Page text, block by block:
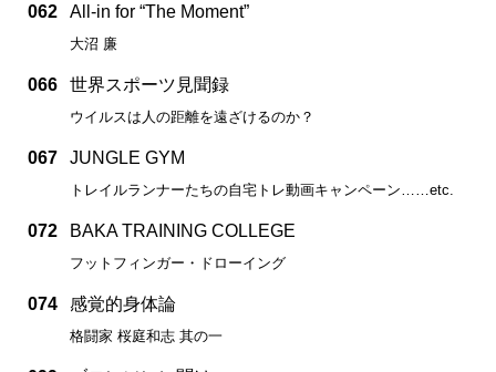
062 All-in for “The Moment”
大沼 廉
066 世界スポーツ見聞録
ウイルスは人の距離を遠ざけるのか？
067 JUNGLE GYM
トレイルランナーたちの自宅トレ動画キャンペーン……etc.
072 BAKA TRAINING COLLEGE
フットフィンガー・ドローイング
074 感覚的身体論
格闘家 桜庭和志 其の一